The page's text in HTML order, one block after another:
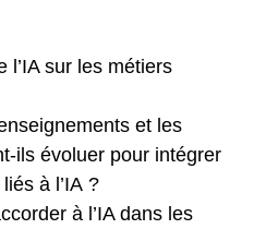
l’IA sur les métiers
et les
ils évoluer pour intégrer
à l’IA ?
à l’IA dans les